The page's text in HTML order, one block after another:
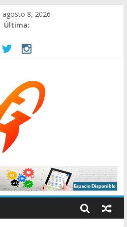
agosto 8, 2026
Última:
beneficas
Internet es fundamental para tu
agencia de Branding?